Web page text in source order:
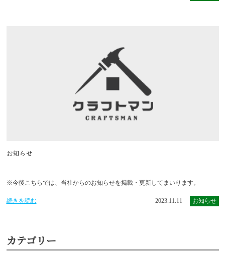
お知らせ
※今後こちらでは、当社からのお知らせを掲載・更新してまいります。
続きを読む 2023.11.11 お知らせ
カテゴリー